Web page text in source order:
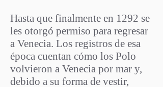
Hasta que finalmente en 1292 se
les otorgó permiso para regresar
a Venecia. Los registros de esa
época cuentan cómo los Polo
volvieron a Venecia por mar y,
debido a su forma de vestir,